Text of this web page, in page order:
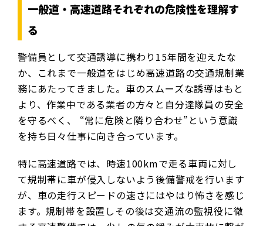
一般道・高速道路それぞれの危険性を理解す
る
警備員として交通誘導に携わり15年間を迎えたな
か、これまで一般道をはじめ高速道路の交通規制業
務にあたってきました。車のスムーズな誘導はもと
より、作業中である業者の方々と自分達隊員の安全
を守るべく、 “常に危険と隣り合わせ”という意識
を持ち日々仕事に向き合っています。
特に高速道路では、時速100kmで走る車両に対し
て規制帯に車が侵入しないよう後備警戒を行います
が、車の走行スピードの速さにはやはり怖さを感じ
ます。規制帯を設置しその後は交通流の監視役に徹